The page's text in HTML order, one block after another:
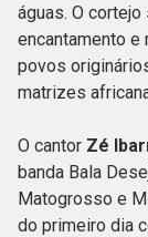
águas. O
encantamento e
povos
matrizes
O cantor Zé
banda Bala
Matogrosso e
do primeiro dia